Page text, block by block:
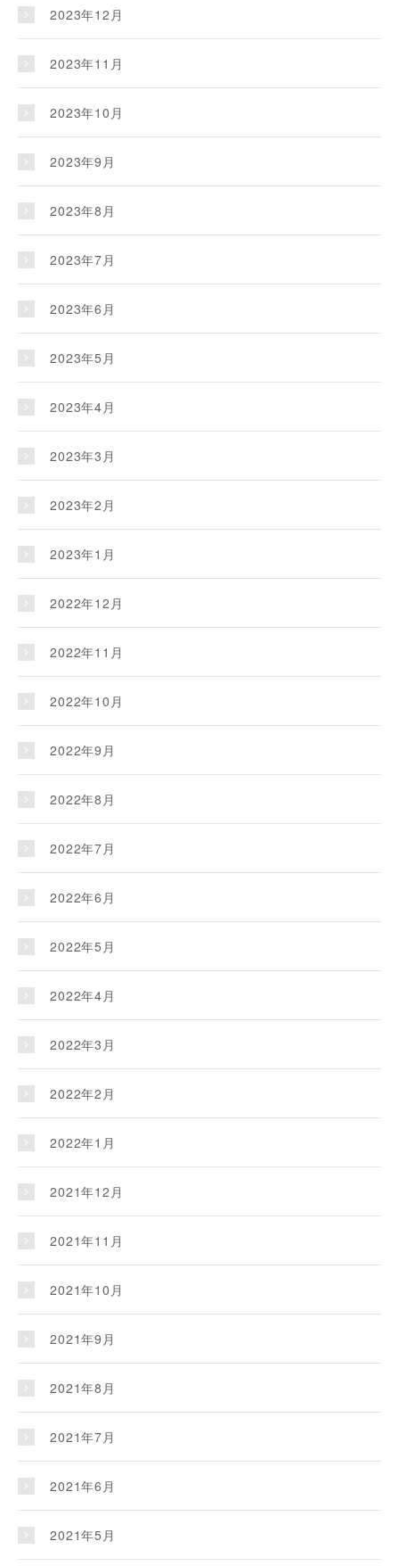
2023年12月
2023年11月
2023年10月
2023年9月
2023年8月
2023年7月
2023年6月
2023年5月
2023年4月
2023年3月
2023年2月
2023年1月
2022年12月
2022年11月
2022年10月
2022年9月
2022年8月
2022年7月
2022年6月
2022年5月
2022年4月
2022年3月
2022年2月
2022年1月
2021年12月
2021年11月
2021年10月
2021年9月
2021年8月
2021年7月
2021年6月
2021年5月